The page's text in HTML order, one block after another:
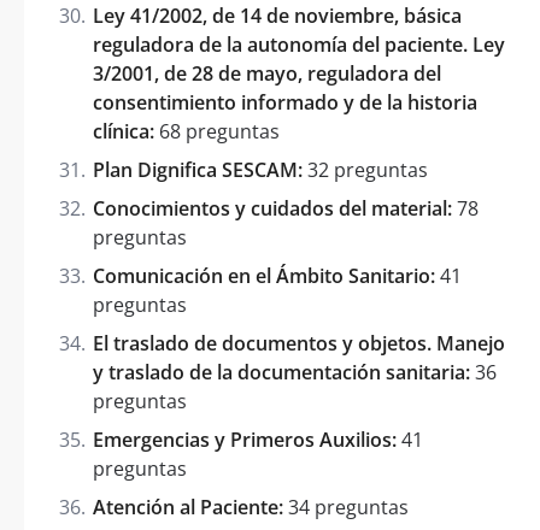
Ley 41/2002, de 14 de noviembre, básica
reguladora de la autonomía del paciente. Ley
3/2001, de 28 de mayo, reguladora del
consentimiento informado y de la historia
clínica: 68 preguntas
Plan Dignifica SESCAM:32 preguntas
Conocimientos y cuidados del material:78
preguntas
Comunicación en el Ámbito Sanitario:41
preguntas
El traslado de documentos y objetos. Manejo
y traslado de la documentación sanitaria:36
preguntas
Emergencias y Primeros Auxilios:41
preguntas
Atención al Paciente:34 preguntas